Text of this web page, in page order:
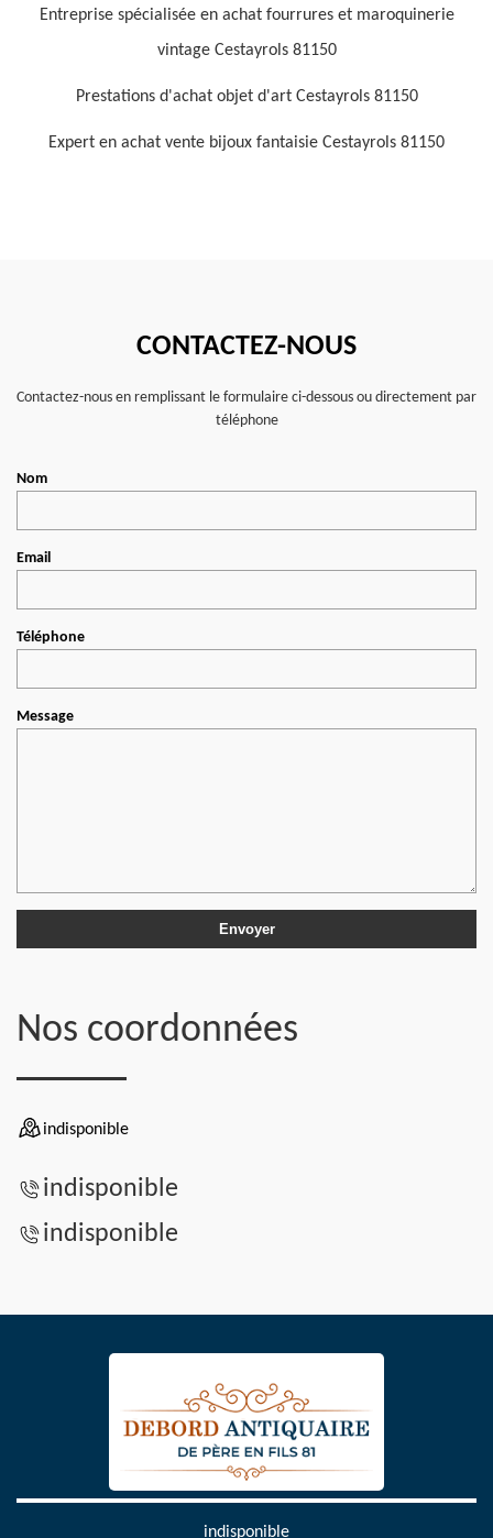
Entreprise spécialisée en achat fourrures et maroquinerie
vintage Cestayrols 81150
Prestations d'achat objet d'art Cestayrols 81150
Expert en achat vente bijoux fantaisie Cestayrols 81150
CONTACTEZ-NOUS
Contactez-nous en remplissant le formulaire ci-dessous ou directement par
téléphone
Nom
Email
Téléphone
Message
Nos coordonnées
indisponible
indisponible
indisponible
indisponible